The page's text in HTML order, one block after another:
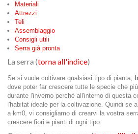
Materiali
Attrezzi
Teli
Assemblaggio
Consigli utili
Serra già pronta
La serra (torna all'indice)
Se si vuole coltivare qualsiasi tipo di pianta,
dove poter far crescere tutte le specie che
durante l'inverno perché all'interno di questa
l'habitat ideale per la coltivazione. Quindi se
a km0, vi consigliamo di crearvi la vostra
crescere fiori e pianti di ogni tipo.